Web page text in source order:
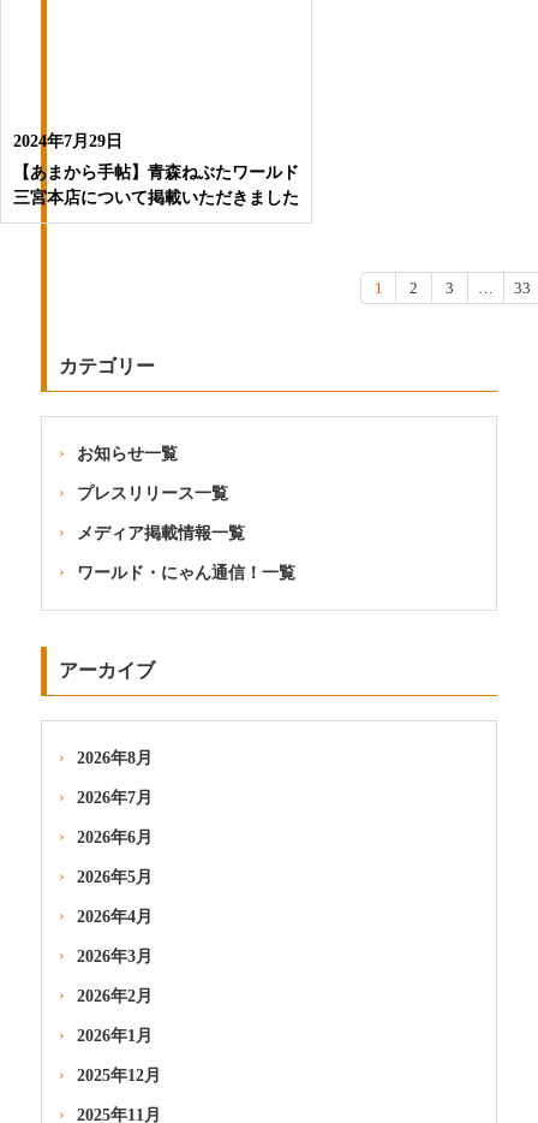
2024年7月29日
【あまから手帖】青森ねぶたワールド
三宮本店について掲載いただきました
1 2 3 … 33
カテゴリー
お知らせ一覧
プレスリリース一覧
メディア掲載情報一覧
ワールド・にゃん通信！一覧
アーカイブ
2026年8月
2026年7月
2026年6月
2026年5月
2026年4月
2026年3月
2026年2月
2026年1月
2025年12月
2025年11月